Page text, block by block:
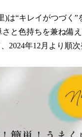
！
数
を
は“キレイがつづく”
と色持ちを兼ね備
2024年12月より順